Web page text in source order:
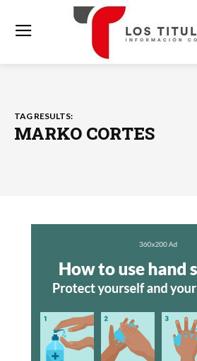
TAG RESULTS:
MARKO CORTES